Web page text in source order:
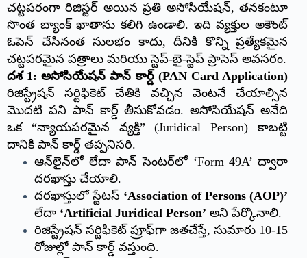
చట్టపరంగా రిజిస్టర్ అయిన ప్రతి అసోసియేషన్, తనకంటూ
సొంత బ్యాంక్ ఖాతాను కలిగి ఉండాలి. ఇది వ్యక్తుల అకౌంట్
ఓపెన్ చేసినంత సులభం కాదు, దీనికి కొన్ని ప్రత్యేకమైన
చట్టపరమైన పత్రాలు మరియు స్టెప్-బై-స్టెప్ ప్రాసెస్ అవసరం.
దశ 1: అసోసియేషన్ పాన్ కార్డ్ (PAN Card Application)
రిజిస్ట్రేషన్ సర్టిఫికెట్ చేతికి వచ్చిన వెంటనే చేయాల్సిన
మొదటి పని పాన్ కార్డ్ తీసుకోవడం. అసోసియేషన్ అనేది
ఒక “న్యాయపరమైన వ్యక్తి” (Juridical Person) కాబట్టి
దానికి పాన్ కార్డ్ తప్పనిసరి.
ఆన్‌లైన్‌లో లేదా పాన్ సెంటర్‌లో ‘Form 49A’ ద్వారా
దరఖాస్తు చేయాలి.
దరఖాస్తులో స్టేటస్ ‘Association of Persons (AOP)’
లేదా ‘Artificial Juridical Person’ అని పేర్కొనాలి.
రిజిస్ట్రేషన్ సర్టిఫికెట్ ప్రూఫ్‌గా జతచేస్తే, సుమారు 10-15
రోజుల్లో పాన్ కార్డ్ వస్తుంది.